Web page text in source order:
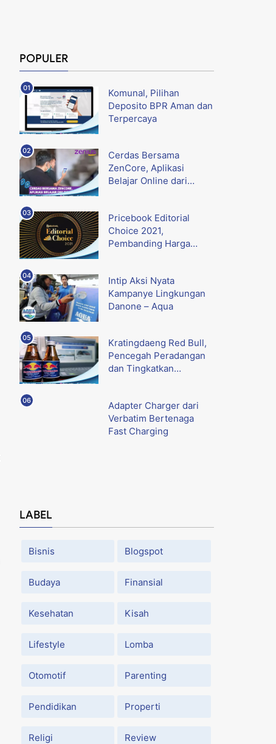
POPULER
Komunal, Pilihan
Deposito BPR Aman dan
Terpercaya
Cerdas Bersama
ZenCore, Aplikasi
Belajar Online dari
Pricebook Editorial
Choice 2021,
Pembanding Harga
Intip Aksi Nyata
Kampanye Lingkungan
Danone – Aqua
Kratingdaeng Red Bull,
Pencegah Peradangan
dan Tingkatkan
Adapter Charger dari
Verbatim Bertenaga
Fast Charging
LABEL
Bisnis Blogspot
Budaya Finansial
Kesehatan Kisah
Lifestyle Lomba
Otomotif Parenting
Pendidikan Properti
Religi Review